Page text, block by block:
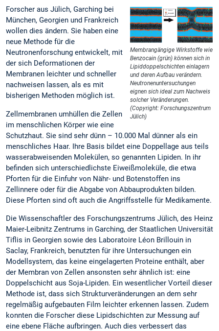
Membrangängige Wirkstoffe wie
Benzocain (grün) können sich in
Lipiddoppelschichten einlagern
und deren Aufbau verändern.
Neutronenuntersuchungen
eignen sich ideal zum Nachweis
solcher Veränderungen.
(Copyright: Forschungszentrum
Jülich)
Forscher aus Jülich, Garching bei
München, Georgien und Frankreich
wollen dies ändern. Sie haben eine
neue Methode für die
Neutronenforschung entwickelt, mit
der sich Deformationen der
Membranen leichter und schneller
nachweisen lassen, als es mit
bisherigen Methoden möglich ist.
Zellmembranen umhüllen die Zellen
im menschlichen Körper wie eine
Schutzhaut. Sie sind sehr dünn – 10.000 Mal dünner als ein
menschliches Haar. Ihre Basis bildet eine Doppellage aus teils
wasserabweisenden Molekülen, so genannten Lipiden. In ihr
befinden sich unterschiedlichste Eiweißmoleküle, die etwa
Pforten für die Einfuhr von Nähr- und Botenstoffen ins
Zellinnere oder für die Abgabe von Abbauprodukten bilden.
Diese Pforten sind oft auch die Angriffsstelle für Medikamente.
Die Wissenschaftler des Forschungszentrums Jülich, des Heinz
Maier-Leibnitz Zentrums in Garching, der Staatlichen Universität
Tiflis in Georgien sowie des Laboratoire Léon Brillouin in
Saclay, Frankreich, benutzten für ihre Untersuchungen ein
Modellsystem, das keine eingelagerten Proteine enthält, aber
der Membran von Zellen ansonsten sehr ähnlich ist: eine
Doppelschicht aus Soja-Lipiden. Ein wesentlicher Vorteil dieser
Methode ist, dass sich Strukturveränderungen an dem sehr
regelmäßig aufgebauten Film leichter erkennen lassen. Zudem
konnten die Forscher diese Lipidschichten zur Messung auf
eine ebene Fläche aufbringen. Auch dies verbessert das